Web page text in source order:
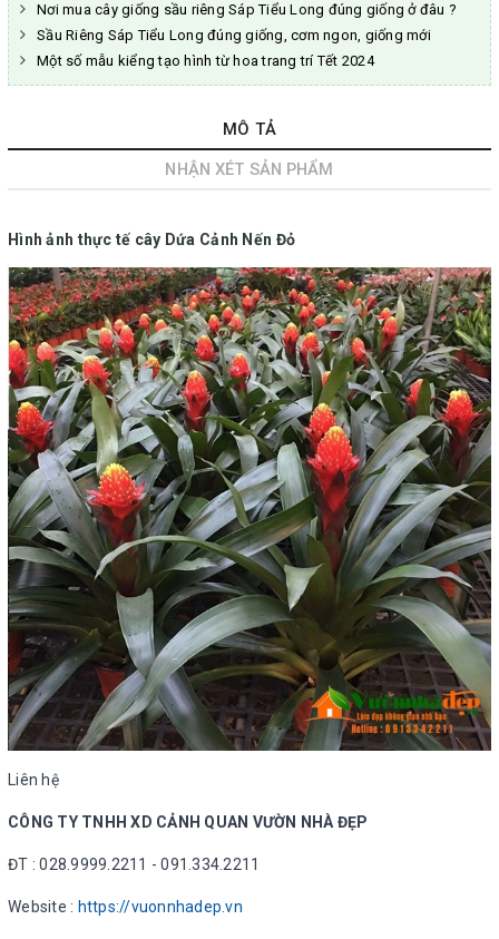
Nơi mua cây giống sầu riêng Sáp Tiểu Long đúng giống ở đâu ?
Sầu Riêng Sáp Tiểu Long đúng giống, cơm ngon, giống mới
Một số mẫu kiểng tạo hình từ hoa trang trí Tết 2024
MÔ TẢ
NHẬN XÉT SẢN PHẨM
Hình ảnh thực tế cây Dứa Cảnh Nến Đỏ
Liên hệ
CÔNG TY TNHH XD CẢNH QUAN VƯỜN NHÀ ĐẸP
ĐT : 028.9999.2211 - 091.334.2211
Website : https://vuonnhadep.vn